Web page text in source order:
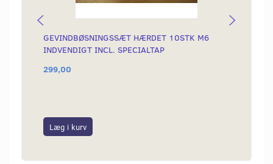
GEVINDBØSNINGSSÆT HÆRDET 10STK M6
INDVENDIGT INCL. SPECIALTAP
299,00
Læg i kurv